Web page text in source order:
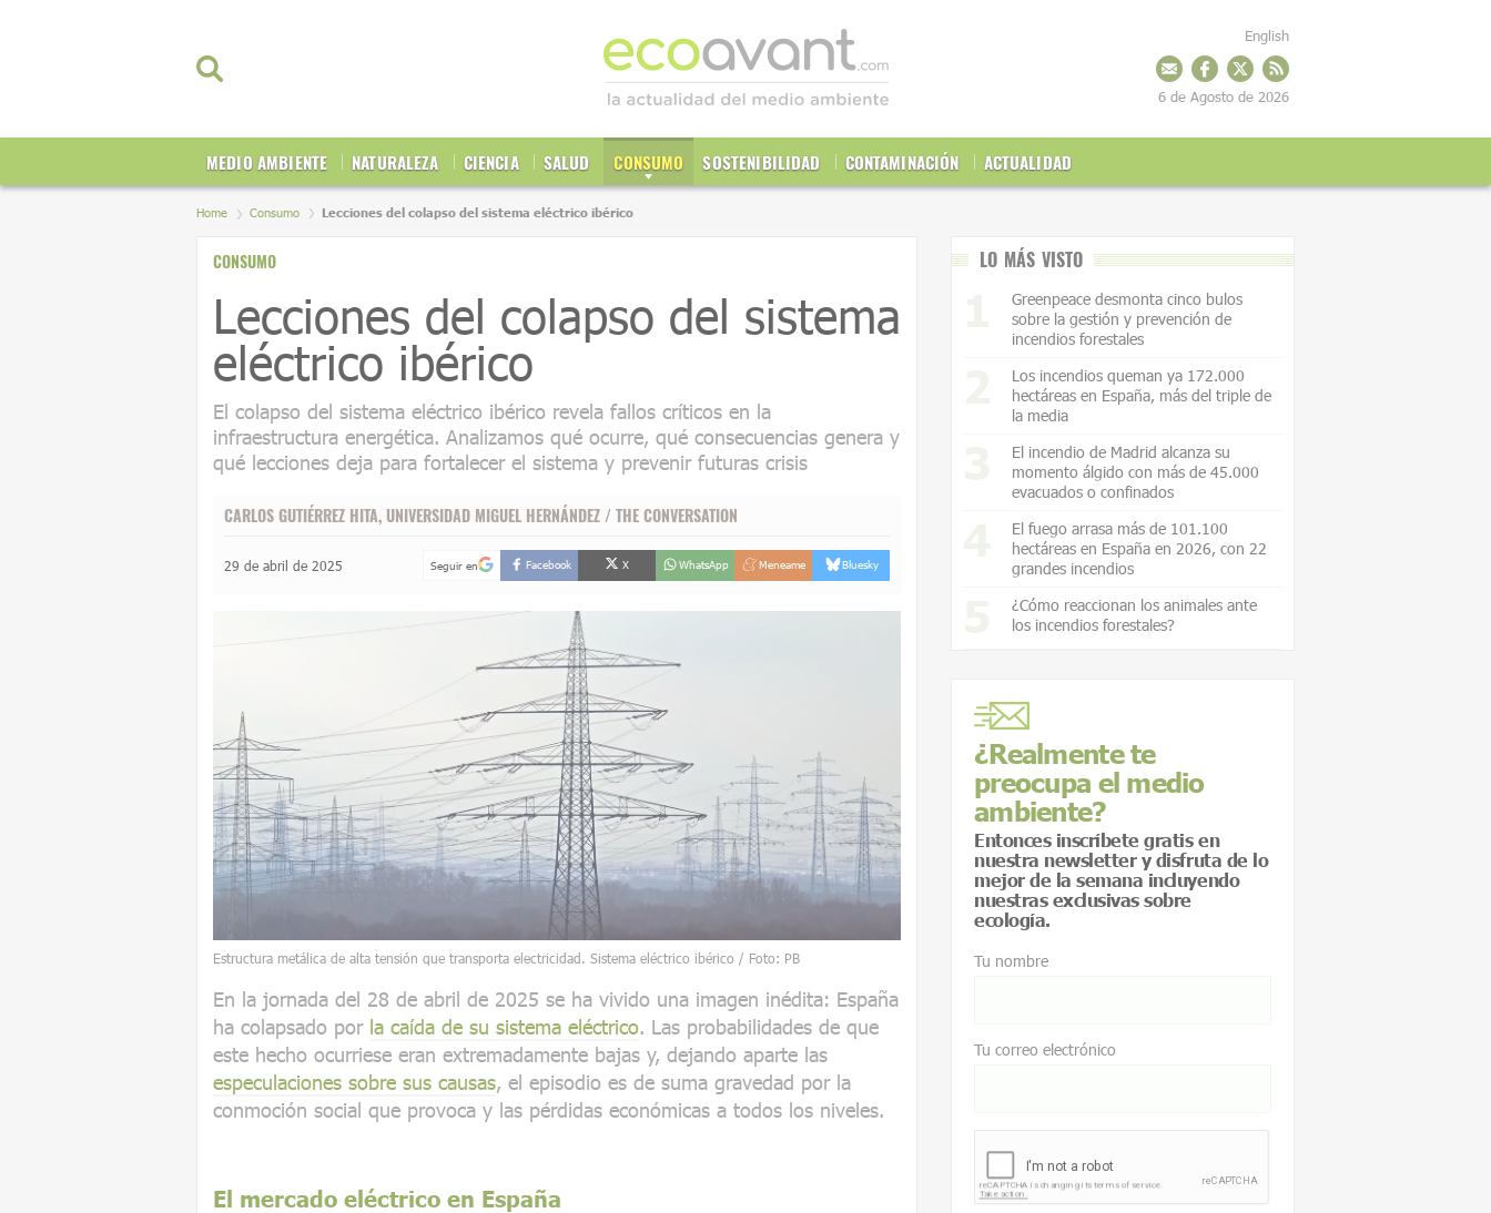
MEDIO AMBIENTE NATURALEZA CIENCIA SALUD CONSUMO SOSTENIBILIDAD CONTAMINACIÓN ACTUALIDAD
English
6 de Agosto de 2026
Home Consumo Lecciones del colapso del sistema eléctrico ibérico
CONSUMO
Lecciones del colapso del sistema
eléctrico ibérico
El colapso del sistema eléctrico ibérico revela fallos críticos en la
infraestructura energética. Analizamos qué ocurre, qué consecuencias genera y
qué lecciones deja para fortalecer el sistema y prevenir futuras crisis
CARLOS GUTIÉRREZ HITA, UNIVERSIDAD MIGUEL HERNÁNDEZ / THE CONVERSATION
29 de abril de 2025 Seguir en Facebook X WhatsApp Meneame Bluesky
Estructura metálica de alta tensión que transporta electricidad. Sistema eléctrico ibérico / Foto: PB
En la jornada del 28 de abril de 2025 se ha vivido una imagen inédita: España
ha colapsado por la caída de su sistema eléctrico. Las probabilidades de que
este hecho ocurriese eran extremadamente bajas y, dejando aparte las
especulaciones sobre sus causas, el episodio es de suma gravedad por la
conmoción social que provoca y las pérdidas económicas a todos los niveles.
El mercado eléctrico en España
LO MÁS VISTO
Greenpeace desmonta cinco bulos
sobre la gestión y prevención de
incendios forestales
Los incendios queman ya 172.000
hectáreas en España, más del triple de
la media
El incendio de Madrid alcanza su
momento álgido con más de 45.000
evacuados o confinados
El fuego arrasa más de 101.100
hectáreas en España en 2026, con 22
grandes incendios
¿Cómo reaccionan los animales ante
los incendios forestales?
¿Realmente te
preocupa el medio
ambiente?
Entonces inscríbete gratis en
nuestra newsletter y disfruta de lo
mejor de la semana incluyendo
nuestras exclusivas sobre
ecología.
Tu nombre
Tu correo electrónico